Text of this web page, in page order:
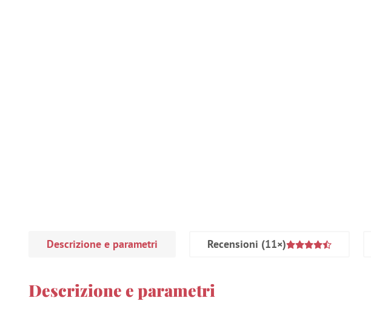
Descrizione e parametri Recensioni (11×)
Descrizione e parametri